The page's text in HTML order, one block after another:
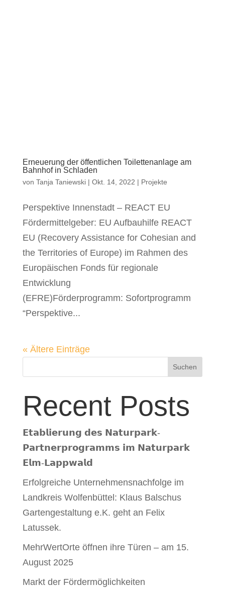
Erneuerung der öffentlichen Toilettenanlage am
Bahnhof in Schladen
von Tanja Taniewski| Okt. 14, 2022 | Projekte
Perspektive Innenstadt – REACT EU
Fördermittelgeber: EU Aufbauhilfe REACT
EU (Recovery Assistance for Cohesian and
the Territories of Europe) im Rahmen des
Europäischen Fonds für regionale
Entwicklung
(EFRE)Förderprogramm: Sofortprogramm
“Perspektive...
« Ältere Einträge
Suchen
Recent Posts
𝗘𝘁𝗮𝗯𝗹𝗶𝗲𝗿𝘂𝗻𝗴 𝗱𝗲𝘀 𝗡𝗮𝘁𝘂𝗿𝗽𝗮𝗿𝗸-
𝗣𝗮𝗿𝘁𝗻𝗲𝗿𝗽𝗿𝗼𝗴𝗿𝗮𝗺𝗺𝘀 𝗶𝗺 𝗡𝗮𝘁𝘂𝗿𝗽𝗮𝗿𝗸
𝗘𝗹𝗺-𝗟𝗮𝗽𝗽𝘄𝗮𝗹𝗱
Erfolgreiche Unternehmensnachfolge im
Landkreis Wolfenbüttel: Klaus Balschus
Gartengestaltung e.K. geht an Felix
Latussek.
MehrWertOrte öffnen ihre Türen – am 15.
August 2025
Markt der Fördermöglichkeiten